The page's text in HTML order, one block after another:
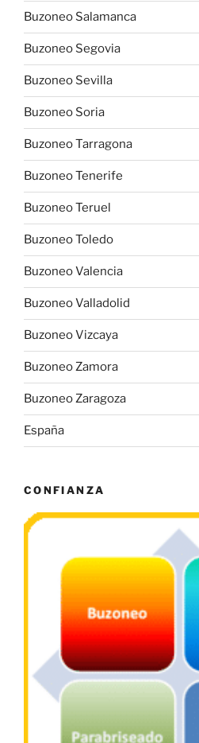
Buzoneo Salamanca
Buzoneo Segovia
Buzoneo Sevilla
Buzoneo Soria
Buzoneo Tarragona
Buzoneo Tenerife
Buzoneo Teruel
Buzoneo Toledo
Buzoneo Valencia
Buzoneo Valladolid
Buzoneo Vizcaya
Buzoneo Zamora
Buzoneo Zaragoza
España
CONFIANZA